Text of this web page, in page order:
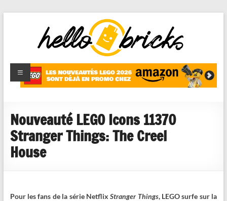
HelloBricks
Blog LEGO,
nouveaut�s
reviews
Nouveauté LEGO Icons 11370
Stranger Things: The Creel
House
Pour les fans de la série NetflixStranger Things, LEGO surfe sur la